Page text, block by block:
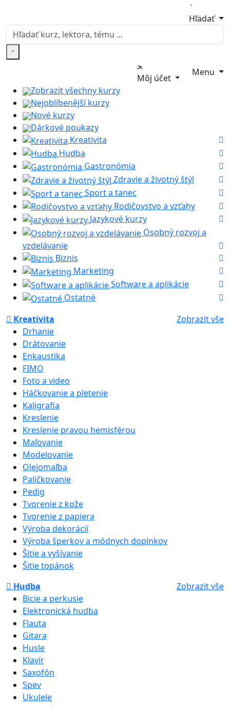
Hľadať
Môj účet
Menu
Zobrazit všechny kurzy
Nejoblíbenější kurzy
Nové kurzy
Dárkové poukazy
Kreativita
Hudba
Gastronómia
Zdravie a životný štýl
Sport a tanec
Rodičovstvo a vzťahy
Jazykové kurzy
Osobný rozvoj a
vzdelávanie
Biznis
Marketing
Software a aplikácie
Ostatné
Kreativita
Zobrazit vše
Drhanie
Drátovanie
Enkaustika
FIMO
Foto a video
Háčkovanie a pletenie
Kaligrafia
Kreslenie
Kreslenie pravou hemisférou
Maľovanie
Modelovanie
Olejomaľba
Paličkovanie
Pedig
Tvorenie z kože
Tvorenie z papiera
Výroba dekorácií
Výroba šperkov a módnych doplnkov
Šitie a vyšívanie
Šitie topánok
Hudba
Zobrazit vše
Bicie a perkusie
Elektronická hudba
Flauta
Gitara
Husle
Klavír
Saxofón
Spev
Ukulele